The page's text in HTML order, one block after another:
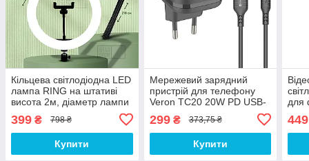
Кільцева світлодіодна LED
лампа RING на штативі
висота 2м, діаметр лампи
26см, для блогера, чорний
399 ₴ 798 ₴
Купити
Мережевий зарядний
пристрій для телефону
Veron TC20 20W PD USB-
C/USB-A блок живлення з
кабелем Type-C блочок
для зарядки
299₴ 373,75 ₴
Купити
для
для
449